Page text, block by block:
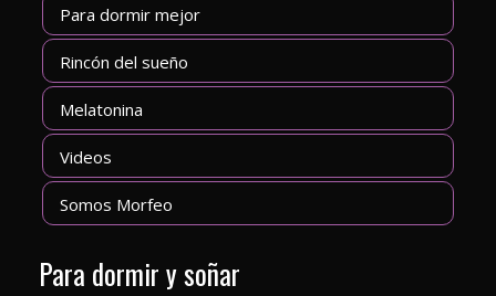
Para dormir mejor
Rincón del sueño
Melatonina
Videos
Somos Morfeo
Para dormir y soñar